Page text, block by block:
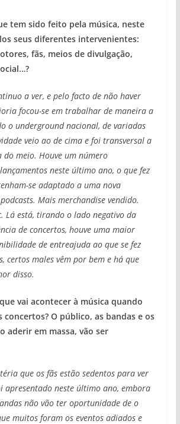
tem sido feito pela música, neste
seus diferentes intervenientes:
fãs, meios de divulgação,
a ver, e pelo facto de não haver
focou-se em trabalhar de maneira a
o underground nacional, de variadas
veio ao de cima e foi transversal a
meio. Houve um número
neste último ano, o que fez
se adaptado a uma nova
Mais merchandise vendido.
Lá está, tirando o lado negativo da
de concertos, houve uma maior
de entreajuda ao que se fez
certos males vêm por bem e há que
disso.
vai acontecer à música quando
concertos? O público, as bandas e os
aderir em massa, vão ser
que os fãs estão sedentos para ver
apresentado neste último ano, embora
não vão ter oportunidade de o
muitos foram os eventos adiados e